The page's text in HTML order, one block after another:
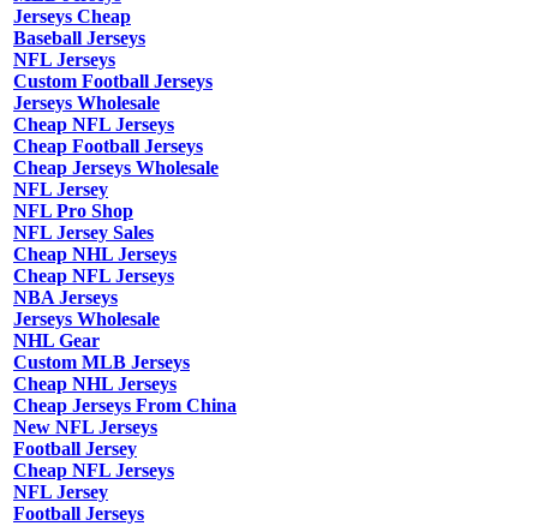
Jerseys Cheap
Baseball Jerseys
NFL Jerseys
Custom Football Jerseys
Jerseys Wholesale
Cheap NFL Jerseys
Cheap Football Jerseys
Cheap Jerseys Wholesale
NFL Jersey
NFL Pro Shop
NFL Jersey Sales
Cheap NHL Jerseys
Cheap NFL Jerseys
NBA Jerseys
Jerseys Wholesale
NHL Gear
Custom MLB Jerseys
Cheap NHL Jerseys
Cheap Jerseys From China
New NFL Jerseys
Football Jersey
Cheap NFL Jerseys
NFL Jersey
Football Jerseys